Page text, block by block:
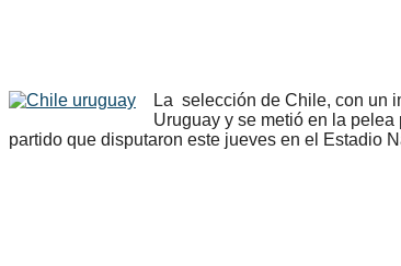
La selección de Chile, con un
Uruguay y se metió en la
partido que disputaron este jueves en el Estadio